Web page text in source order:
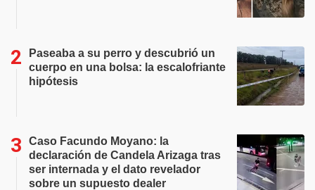
Paseaba a su perro y descubrió un
cuerpo en una bolsa: la escalofriante
hipótesis
Caso Facundo Moyano: la
declaración de Candela Arizaga tras
ser internada y el dato revelador
sobre un supuesto dealer